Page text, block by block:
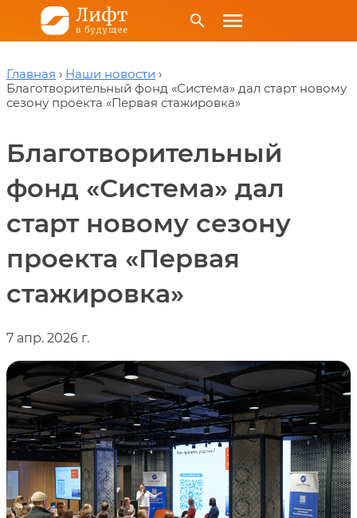
search menu
Главная
Наши новости
Благотворительный фонд «Система» дал старт новому
сезону проекта «Первая стажировка»
Благотворительный
фонд «Система» дал
старт новому сезону
проекта «Первая
стажировка»
7 апр. 2026 г.